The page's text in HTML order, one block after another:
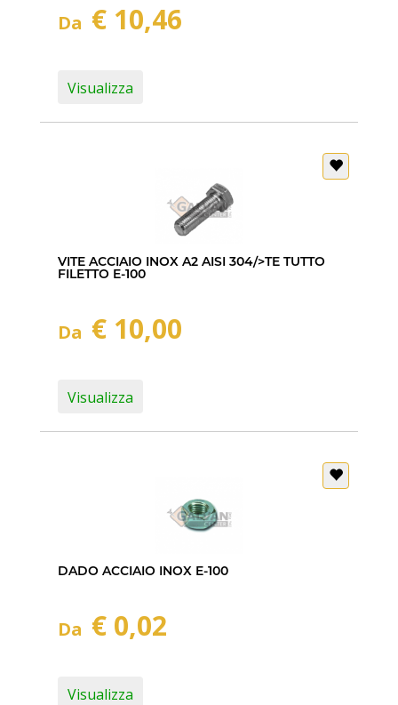
Da € 10,46
Visualizza
VITE ACCIAIO INOX A2 AISI 304/>TE TUTTO
FILETTO E-100
Da € 10,00
Visualizza
DADO ACCIAIO INOX E-100
Da € 0,02
Visualizza